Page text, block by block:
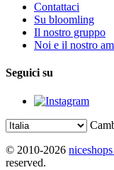
Contattaci
Su bloomling
Il nostro gruppo
Noi e il nostro
Seguici su
© 2010-2026
reserved.